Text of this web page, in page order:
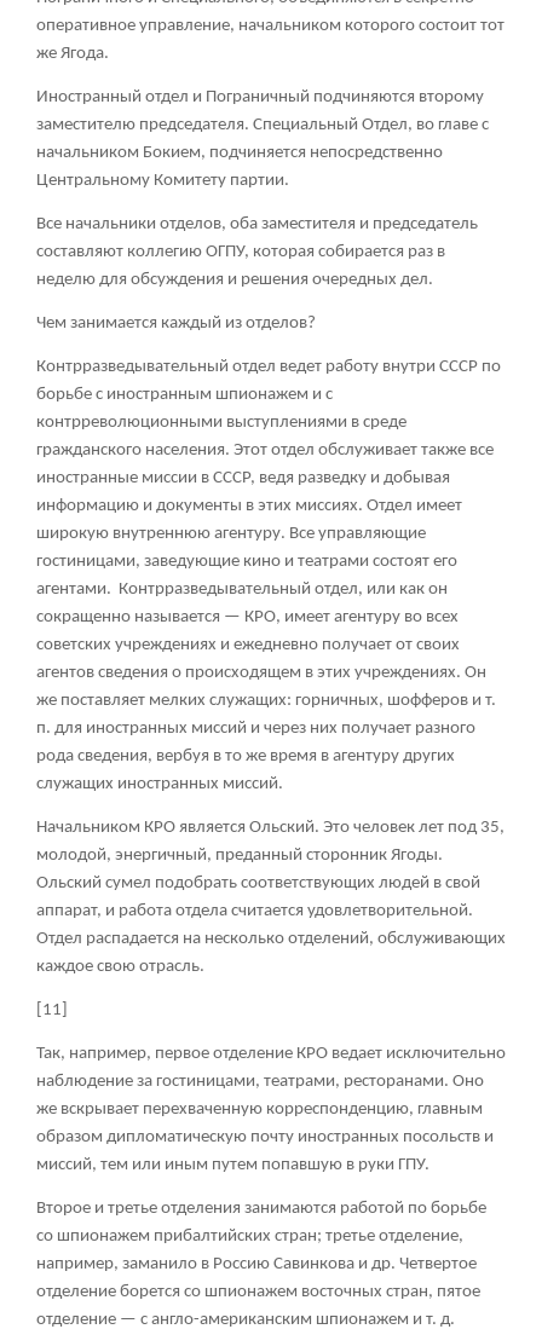
оперативное управление, начальником которого состоит тот
же Ягода.
Иностранный отдел и Пограничный подчиняются второму
заместителю председателя. Специальный Отдел, во главе с
начальником Бокием, подчиняется непосредственно
Центральному Комитету партии.
Все начальники отделов, оба заместителя и председатель
составляют коллегию ОГПУ, которая собирается раз в
неделю для обсуждения и решения очередных дел.
Чем занимается каждый из отделов?
Контрразведывательный отдел ведет работу внутри СССР по
борьбе с иностранным шпионажем и с
контрреволюционными выступлениями в среде
гражданского населения. Этот отдел обслуживает также все
иностранные миссии в СССР, ведя разведку и добывая
информацию и документы в этих миссиях. Отдел имеет
широкую внутреннюю агентуру. Все управляющие
гостиницами, заведующие кино и театрами состоят его
агентами. Контрразведывательный отдел, или как он
сокращенно называется — КРО, имеет агентуру во всех
советских учреждениях и ежедневно получает от своих
агентов сведения о происходящем в этих учреждениях. Он
же поставляет мелких служащих: горничных, шофферов и т.
п. для иностранных миссий и через них получает разного
рода сведения, вербуя в то же время в агентуру других
служащих иностранных миссий.
Начальником КРО является Ольский. Это человек лет под 35,
молодой, энергичный, преданный сторонник Ягоды.
Ольский сумел подобрать соответствующих людей в свой
аппарат, и работа отдела считается удовлетворительной.
Отдел распадается на несколько отделений, обслуживающих
каждое свою отрасль.
[11]
Так, например, первое отделение КРО ведает исключительно
наблюдение за гостиницами, театрами, ресторанами. Оно
же вскрывает перехваченную корреспонденцию, главным
образом дипломатическую почту иностранных посольств и
миссий, тем или иным путем попавшую в руки ГПУ.
Второе и третье отделения занимаются работой по борьбе
со шпионажем прибалтийских стран; третье отделение,
например, заманило в Россию Савинкова и др. Четвертое
отделение борется со шпионажем восточных стран, пятое
отделение — с англо-американским шпионажем и т. д.